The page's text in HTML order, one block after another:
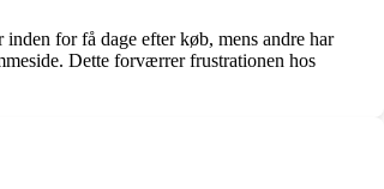
for få dage efter køb, mens andre har
Dette forværrer frustrationen hos